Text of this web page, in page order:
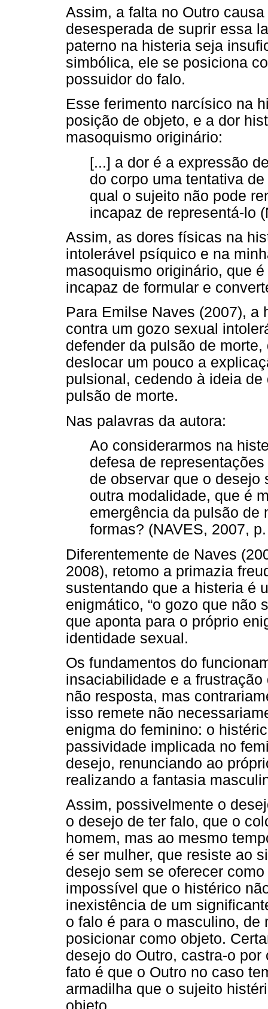
Assim, a falta no Outro
desesperada de suprir essa
paterno na histeria seja
simbólica, ele se posiciona
possuidor do falo.
Esse ferimento narcísico na
posição de objeto, e a dor
masoquismo originário:
[...] a dor é a expressão
do corpo uma tentativa
qual o sujeito não pode
incapaz de representá-lo
Assim, as dores físicas na
intolerável psíquico e na
masoquismo originário, que
incapaz de formular e
Para Emilse Naves (2007), a
contra um gozo sexual
defender da pulsão de
deslocar um pouco a
pulsional, cedendo à ideia
pulsão de morte.
Nas palavras da autora:
Ao considerarmos na
defesa de
de observar que o desejo
outra modalidade, que é
emergência da pulsão de
formas? (NAVES, 2007,
Diferentemente de Naves
2008), retomo a primazia
sustentando que a histeria é
enigmático, “o gozo que não
que aponta para o próprio
identidade sexual.
Os fundamentos do
insaciabilidade e a
não resposta, mas
isso remete não
enigma do feminino: o
passividade implicada no
desejo, renunciando ao
realizando a fantasia
Assim, possivelmente o
o desejo de ter falo, que o
homem, mas ao mesmo
é ser mulher, que resiste ao
desejo sem se oferecer
impossível que o histérico
inexistência de um
o falo é para o masculino, de
posicionar como objeto.
desejo do Outro, castra-o
fato é que o Outro no caso
armadilha que o sujeito